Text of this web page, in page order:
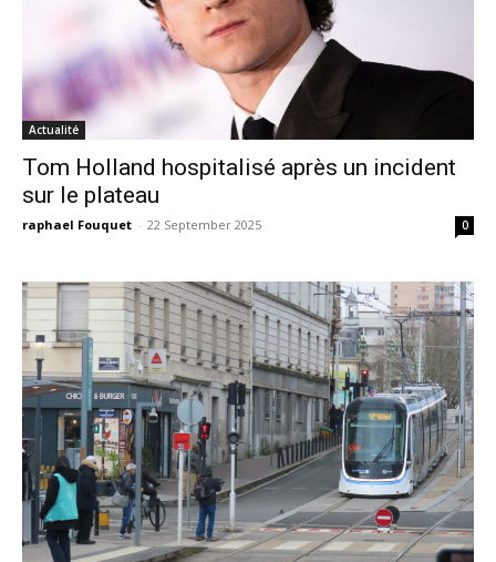
Actualité
Tom Holland hospitalisé après un incident
sur le plateau
raphael Fouquet - 22 September 2025 0